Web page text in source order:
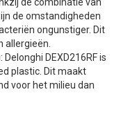
de omstandigheden
ongunstiger. Dit
allergieën.
DEXD216RF is
plastic. Dit maakt
voor het milieu dan